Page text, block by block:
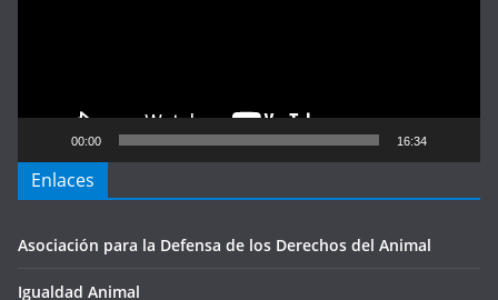
00:00 16:34
Enlaces
Asociación para la Defensa de los Derechos del Animal
Igualdad Animal